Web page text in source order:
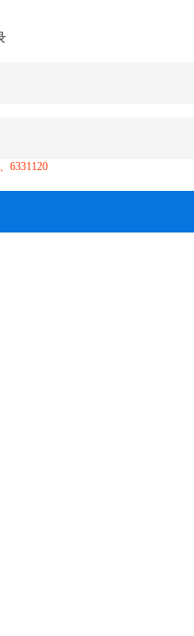
6331120